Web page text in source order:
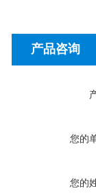
产品咨询
您的
您的